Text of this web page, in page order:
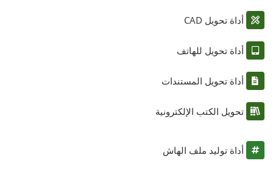
أداة تحويل CAD
أداة تحويل للهاتف
أداة تحويل المستندات
تحويل الكتب الإلكترونية
أداة توليد ملف الهاش